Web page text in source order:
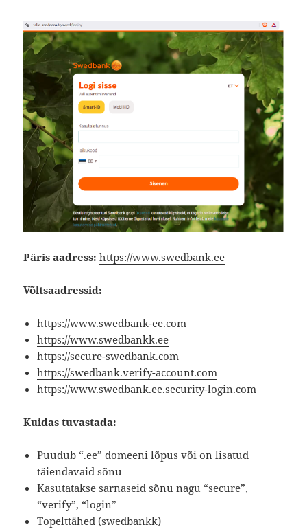
Päris aadress: https://www.swedbank.ee
Võltsaadressid:
https://www.swedbank-ee.com
https://www.swedbankk.ee
https://secure-swedbank.com
https://swedbank.verify-account.com
https://www.swedbank.ee.security-login.com
Kuidas tuvastada:
Puudub “.ee” domeeni lõpus või on lisatud
täiendavaid sõnu
Kasutatakse sarnaseid sõnu nagu “secure”,
“verify”, “login”
Topelttähed (swedbankk)